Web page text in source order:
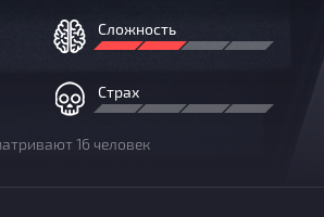
Сложность
Страх
16 человек